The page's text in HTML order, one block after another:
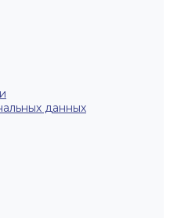
данных